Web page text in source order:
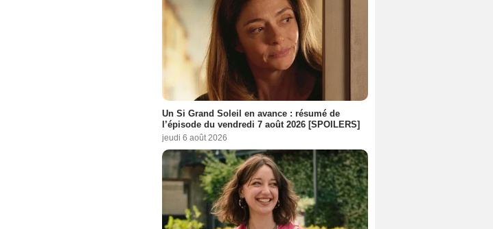
Un Si Grand Soleil en avance : résumé de
l’épisode du vendredi 7 août 2026 [SPOILERS]
jeudi 6 août 2026